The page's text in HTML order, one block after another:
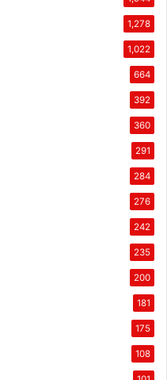
1,278
1,022
664
392
360
291
284
276
242
235
200
181
175
108